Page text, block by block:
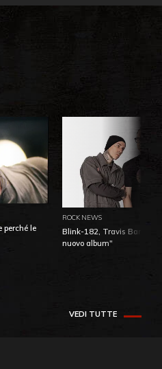
perché le
ROCK NEWS
Blink-182, Travis Barker:
nuovo album"
VEDI TUTTE